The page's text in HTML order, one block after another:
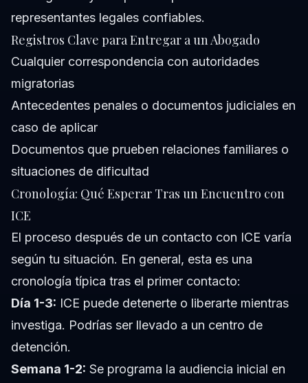
representantes legales confiables.
Registros Clave para Entregar a un Abogado
Cualquier correspondencia con autoridades
migratorias
Antecedentes penales o documentos judiciales en
caso de aplicar
Documentos que prueben relaciones familiares o
situaciones de dificultad
Cronología: Qué Esperar Tras un Encuentro con
ICE
El proceso después de un contacto con ICE varía
según tu situación. En general, esta es una
cronología típica tras el primer contacto:
Día 1-3: ICE puede detenerte o liberarte mientras
investiga. Podrías ser llevado a un centro de
detención.
Semana 1-2: Se programa la audiencia inicial en